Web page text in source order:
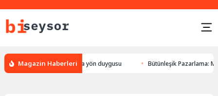
Magazin Haberleri
hayvanlarda yön duygusu Bütünleşik Pazarlama: Markalarla